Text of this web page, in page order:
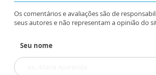
Os comentários e avaliações são de
seus autores e não representam a opinião do
Seu nome